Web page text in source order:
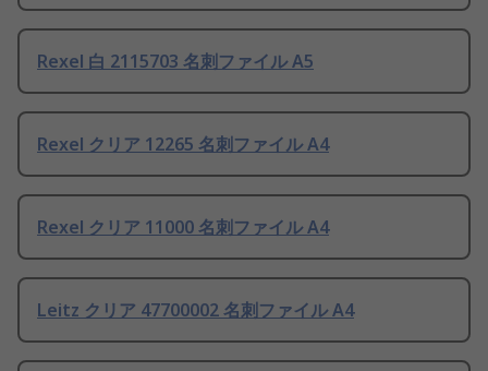
Rexel 白 2115703 名刺ファイル A5
Rexel クリア 12265 名刺ファイル A4
Rexel クリア 11000 名刺ファイル A4
Leitz クリア 47700002 名刺ファイル A4